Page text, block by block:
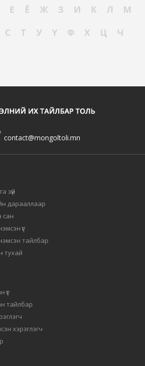
Е Ё Ж З И К Л
М
С Т У Ү Ф Х Ц
Ч
contact@mongoltoli.mn
зүй
дарааллаар
сан
үг
тайлбар
тухай
үг
тайлбар
хэрэглэгч